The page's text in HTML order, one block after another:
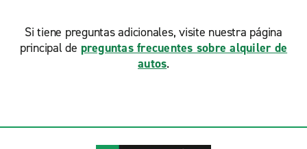
Si tiene preguntas adicionales, visite nuestra página
principal de preguntas frecuentes sobre alquiler de
autos.